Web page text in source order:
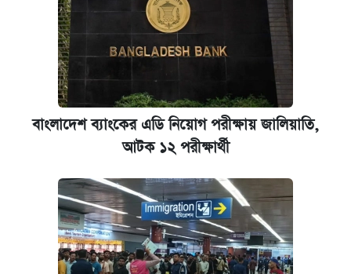
বাংলাদেশ ব্যাংকের এডি নিয়োগ পরীক্ষায় জালিয়াতি,
আটক ১২ পরীক্ষার্থী